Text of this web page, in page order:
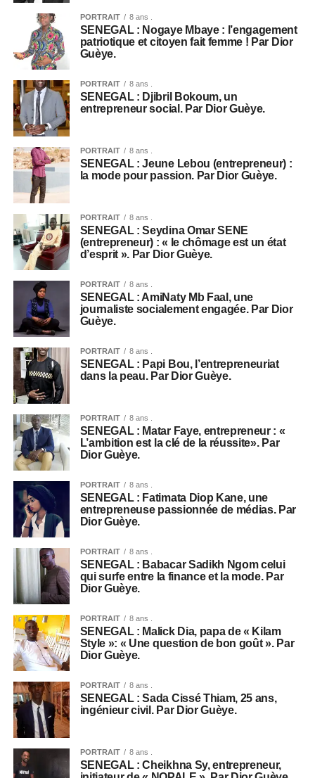
PORTRAIT 8 ans .
SENEGAL : Nogaye Mbaye : l’engagement
patriotique et citoyen fait femme ! Par Dior
Guèye.
PORTRAIT 8 ans .
SENEGAL : Djibril Bokoum, un
entrepreneur social. Par Dior Guèye.
PORTRAIT 8 ans .
SENEGAL : Jeune Lebou (entrepreneur) :
la mode pour passion. Par Dior Guèye.
PORTRAIT 8 ans .
SENEGAL : Seydina Omar SENE
(entrepreneur) : « le chômage est un état
d’esprit ». Par Dior Guèye.
PORTRAIT 8 ans .
SENEGAL : AmiNaty Mb Faal, une
journaliste socialement engagée. Par Dior
Guèye.
PORTRAIT 8 ans .
SENEGAL : Papi Bou, l’entrepreneuriat
dans la peau. Par Dior Guèye.
PORTRAIT 8 ans .
SENEGAL : Matar Faye, entrepreneur : «
L’ambition est la clé de la réussite». Par
Dior Guèye.
PORTRAIT 8 ans .
SENEGAL : Fatimata Diop Kane, une
entrepreneuse passionnée de médias. Par
Dior Guèye.
PORTRAIT 8 ans .
SENEGAL : Babacar Sadikh Ngom celui
qui surfe entre la finance et la mode. Par
Dior Guèye.
PORTRAIT 8 ans .
SENEGAL : Malick Dia, papa de « Kilam
Style »: « Une question de bon goût ». Par
Dior Guèye.
PORTRAIT 8 ans .
SENEGAL : Sada Cissé Thiam, 25 ans,
ingénieur civil. Par Dior Guèye.
PORTRAIT 8 ans .
SENEGAL : Cheikhna Sy, entrepreneur,